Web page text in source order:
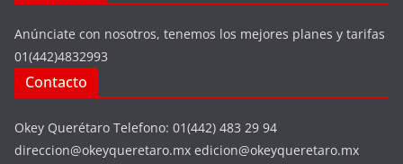
Anúnciate con nosotros, tenemos los mejores planes y tarifas
01(442)4832993
Contacto
Okey Querétaro Telefono: 01(442) 483 29 94
direccion@okeyqueretaro.mx edicion@okeyqueretaro.mx